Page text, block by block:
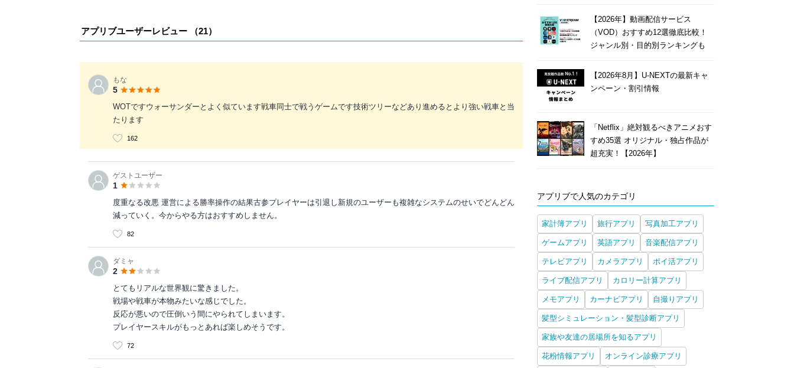
アプリブユーザーレビュー （21）
もな
5
WOTですウォーサンダーとよく似ています戦車同士で戦うゲームです技術ツリーなどあり進めるとより強い戦車と当
たります
162
ゲストユーザー
1
度重なる改悪 運営による勝率操作の結果古参プレイヤーは引退し新規のユーザーも複雑なシステムのせいでどんどん
減っていく。今からやる方はおすすめしません。
82
ダミャ
2
とてもリアルな世界観に驚きました。
戦場や戦車が本物みたいな感じでした。
反応が悪いので圧倒いう間にやられてしまいます。
プレイヤースキルがもっとあれば楽しめそうです。
72
【2026年】動画配信サービス
（VOD）おすすめ12選徹底比較！
ジャンル別・目的別ランキングも
【2026年8月】U-NEXTの最新キャ
ンペーン・割引情報
「Netflix」絶対観るべきアニメおす
すめ35選 オリジナル・独占作品が
超充実！【2026年】
アプリブで人気のカテゴリ
家計簿アプリ 旅行アプリ 写真加工アプリ
ゲームアプリ 英語アプリ 音楽配信アプリ
テレビアプリ カメラアプリ ポイ活アプリ
ライブ配信アプリ カロリー計算アプリ
メモアプリ カーナビアプリ 自撮りアプリ
髪型シミュレーション・髪型診断アプリ
家族や友達の居場所を知るアプリ
花粉情報アプリ オンライン診療アプリ